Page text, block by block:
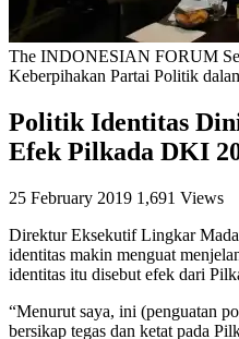
The INDONESIAN FORUM
Keberpihakan Partai Politik
Politik Identitas
Efek Pilkada DKI
25 February 2019 1,691 Views
Direktur Eksekutif Lingkar
identitas makin menguat
identitas itu disebut efek dari
“Menurut saya, ini (penguatan
bersikap tegas dan ketat pada